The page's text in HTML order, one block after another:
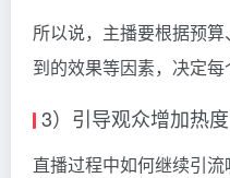
所以说，主播要根据预
到的效果等因素，决定每
3）引导观众增加热度
直播过程中如何继续引